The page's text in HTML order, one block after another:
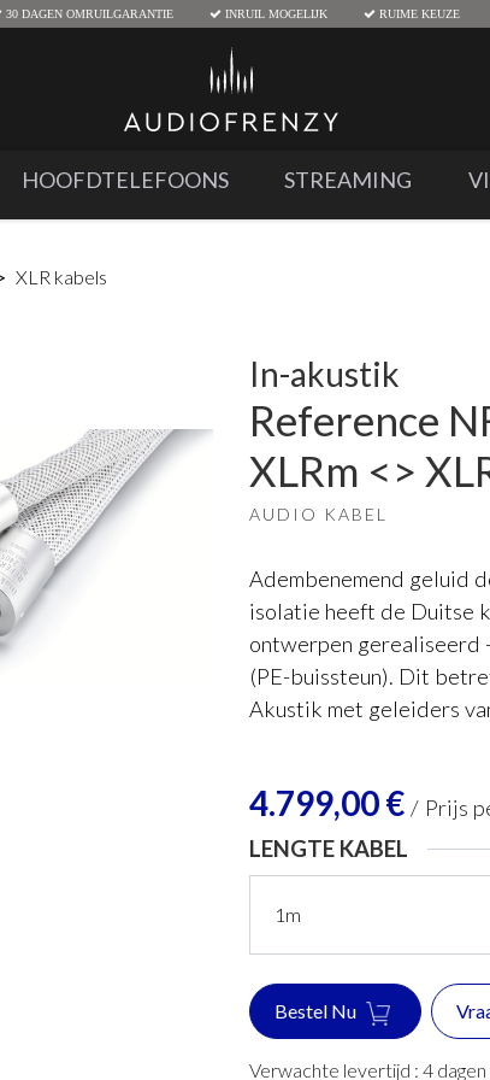
30 DAGEN OMRUILGARANTIE INRUIL MOGELIJK RUIME KEUZE
HOOFDTELEFOONS STREAMING
XLR kabels
In-akustik
Reference
XLRm <>
AUDIO KABEL
Adembenemend geluid
isolatie heeft de Duitse
ontwerpen gerealiseerd
(PE-buissteun). Dit
Akustik met geleiders
4.799,00€ / Prijs
LENGTE KABEL
Bestel Nu
Verwachte levertijd : 4 dagen